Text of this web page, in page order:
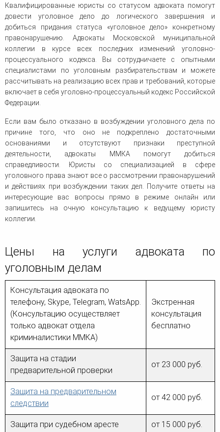
Квалифицированные юристы со статусом адвоката помогут
довести уголовное дело до логического завершения и
добиться придания статуса «уголовное дело» конкретному
правонарушению. Адвокаты Московской муниципальной
коллегии в курсе всех последних изменений уголовно-
процессуального кодекса. Вы сотрудничаете с опытными
специалистами по уголовным разбирательствам и можете
рассчитывать на реализацию всех прав и требований, которые
включает в себя уголовно-процессуальный кодекс Российской
Федерации.
Если вам было отказано в возбуждении уголовного дела по
причине того, что оно не подкреплено достаточными
основаниями и отсутствуют признаки преступной
деятельности, адвокаты ММКА помогут добиться
справедливости. Юристы со специализацией в сфере
уголовного права знают все о рассмотрении правонарушений
и действиях при возбуждении таких дел. Получите ответы на
интересующие вас вопросы прямо в режиме онлайн или
запишитесь на очную консультацию к ведущему юристу
коллегии.
Цены на услуги адвоката по
уголовным делам
Консультация адвоката по
телефону, Skype, Telegram, WatsApp.
(Консультацию осуществляет
только адвокат отдела
криминалистики ММКА)
Экстренная
консультация
бесплатно
Защита на стадии
предварительной проверки
от 23 000 руб.
Защита на предварительном
следствии
от 42 000 руб.
Защита при судебном аресте от 15 000 руб.